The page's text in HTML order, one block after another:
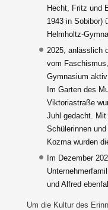
Hecht, Fritz und
1943 in Sobibor)
Helmholtz-
2025, anlässlich
vom
Gymnasium aktiv
Im Garten des
Viktoriastraße
Juhl gedacht.
Schülerinnen
Kozma wurden
Im Dezember
und Alfred
Um die Kultur des